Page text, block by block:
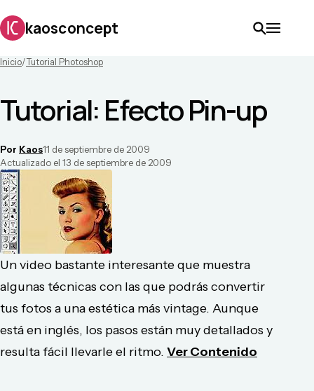
kaosconcept
Inicio/Tutorial Photoshop
Tutorial: Efecto Pin-up
Por Kaos11 de septiembre de 2009
Actualizado el 13 de septiembre de 2009
Un video bastante interesante que muestra
algunas técnicas con las que podrás convertir
tus fotos a una estética más vintage. Aunque
está en inglés, los pasos están muy detallados y
resulta fácil llevarle el ritmo. Ver Contenido